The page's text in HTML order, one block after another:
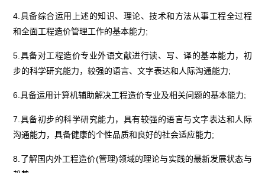
4.具备综合运用上述的知识、理论、技术和方法从事工程全过程
和全面工程造价管理工作的基本能力;
5.具备对工程造价专业外语文献进行读、写、译的基本能力，初
步的科学研究能力，较强的语言、文字表达和人际沟通能力;
6.具备运用计算机辅助解决工程造价专业及相关问题的基本能力;
7.具备初步的科学研究能力，具有较强的语言与文字表达和人际
沟通能力，具备健康的个性品质和良好的社会适应能力;
8.了解国内外工程造价(管理)领域的理论与实践的最新发展状态与